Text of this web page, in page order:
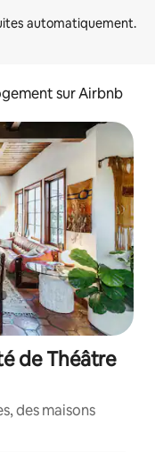
sur Airbnb
de Théâtre
des maisons